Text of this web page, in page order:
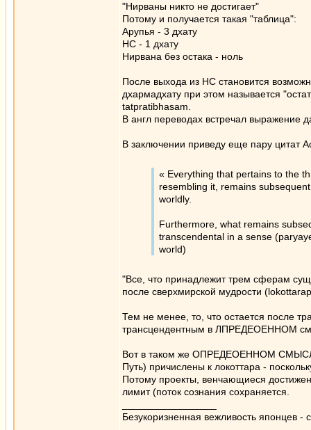
"Нирваны никто не достигает"
Потому и получается такая "таблица":
Арупья - 3 дхату
НС - 1 дхату
Нирвана без остака - ноль
После выхода из НС становится
дхармадхату при этом называется
tatpratibhasam.
В англ переводах встречал выражение
В заключении приведу еще пару цитат
« Everything that pertains to the
resembling it, remains
worldly.
Furthermore, what remains
transcendental in a sense
world)
"Все, что принадлежит трем сферам
после сверхмирской мудрости
Тем не менее, то, что остается после
трансцендентным в ЛПРЕДЕОЕННОМ
Вот в таком же ОПРЕДЕОЕННОМ СМЫСЛЕ
Путь) причислены к локоттара -
Потому проекты, венчающиеся
лимит (поток сознания сохраняется.
Безукоризненная вежливость японцев -